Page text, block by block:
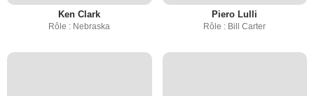
Ken Clark
Rôle : Nebraska
Piero Lulli
Rôle : Bill Carter